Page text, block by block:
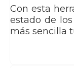
Con esta
estado de
más sencilla